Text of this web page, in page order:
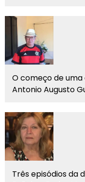
O começo de
Antonio Augusto
Três episódios da